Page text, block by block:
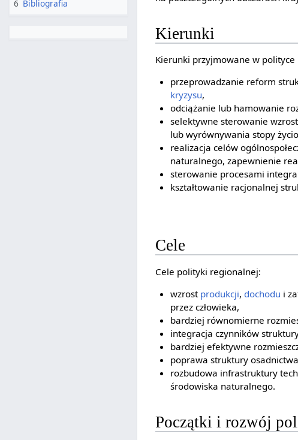
Kierunki
Kierunki przyjmowane w
przeprowadzanie reform
kryzysu,
odciążanie lub hamowanie
selektywne sterowanie
lub wyrównywania stopy
realizacja celów
naturalnego, zapewnienie
sterowanie procesami
kształtowanie racjonalnej
Cele
Cele polityki regionalnej:
wzrost produkcji, dochodu i
przez człowieka,
bardziej równomierne
integracja czynników
bardziej efektywne
poprawa struktury
rozbudowa infrastruktury
środowiska naturalnego.
Początki i rozwój
6 Bibliografia